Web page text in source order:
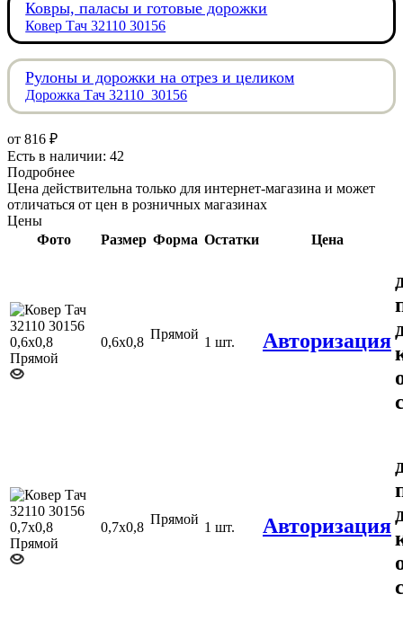
Ковры, паласы и готовые дорожки
Ковер Тач 32110 30156
Рулоны и дорожки на отрез и целиком
Дорожка Тач 32110_30156
от 816 ₽
Есть в наличии: 42
Подробнее
Цена действительна только для интернет-магазина и может
отличаться от цен в розничных магазинах
Цены
Фото
Размер Форма Остатки Цена
0,6х0,8
Прямой
1 шт. Авторизация
0,7х0,8
Прямой
1 шт. Авторизация